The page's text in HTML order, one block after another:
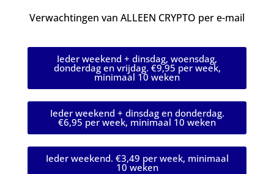
Verwachtingen van ALLEEN CRYPTO per e-mail
Ieder weekend + dinsdag, woensdag,
donderdag en vrijdag. €9,95 per week,
minimaal 10 weken
Ieder weekend + dinsdag en donderdag.
€6,95 per week, minimaal 10 weken
Ieder weekend. €3,49 per week, minimaal
10 weken